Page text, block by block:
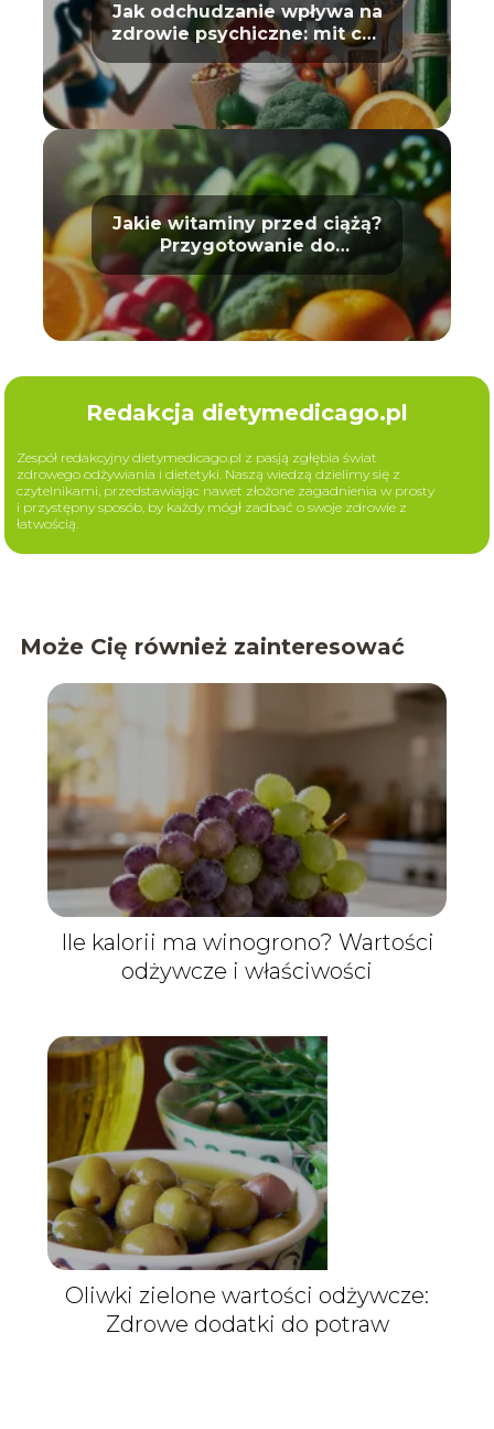
Jak odchudzanie wpływa na
zdrowie psychiczne: mit czy
prawda?
Jakie witaminy przed ciążą?
Przygotowanie do
macierzyństwa
Redakcja dietymedicago.pl
Zespół redakcyjny dietymedicago.pl z pasją zgłębia świat
zdrowego odżywiania i dietetyki. Naszą wiedzą dzielimy się z
czytelnikami, przedstawiając nawet złożone zagadnienia w prosty
i przystępny sposób, by każdy mógł zadbać o swoje zdrowie z
łatwością.
Może Cię również zainteresować
Ile kalorii ma winogrono? Wartości
odżywcze i właściwości
Oliwki zielone wartości odżywcze:
Zdrowe dodatki do potraw